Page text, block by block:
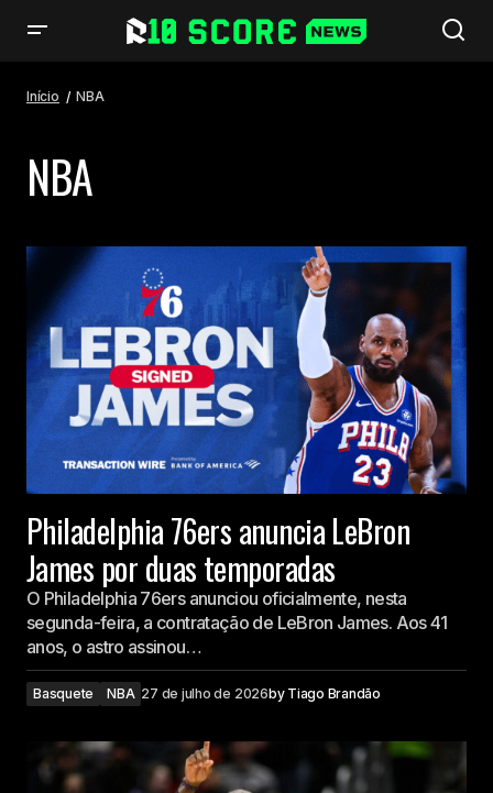
Início NBA
NBA
Philadelphia 76ers anuncia LeBron
James por duas temporadas
O Philadelphia 76ers anunciou oficialmente, nesta
segunda-feira, a contratação de LeBron James. Aos 41
anos, o astro assinou…
Basquete NBA 27 de julho de 2026by Tiago Brandão